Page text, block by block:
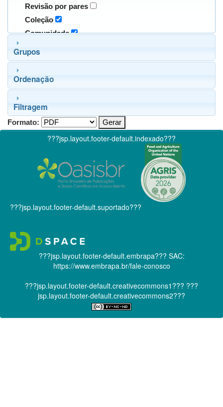
Revisão por pares
Coleção
Comunidade
Grupos
Ordenação
Filtragem
Formato:
???jsp.layout.footer-default.indexado???
???jsp.layout.footer-default.suportado???
???jsp.layout.footer-default.embrapa??? SAC:
https://www.embrapa.br/fale-conosco
???jsp.layout.footer-default.creativecommons1??? ???
jsp.layout.footer-default.creativecommons2???